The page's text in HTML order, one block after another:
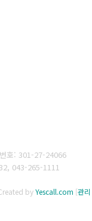
호: 301-27-24066
043-265-1111
byYescall.com [관리